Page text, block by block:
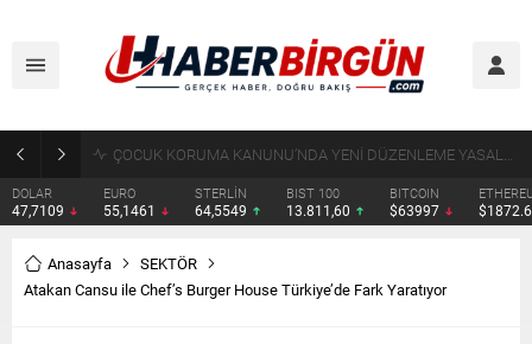
ÇOCUK KORUMA KANUNU’NDA YENİ DÜZENLEME YASALAŞTI
DOLAR
47,7109
EURO
55,1461
STERLİN
64,5549
BIST 100
13.811,60
BITCOIN
$63997
Anasayfa
SEKTÖR
Atakan Cansu ile Chef’s Burger House Türkiye’de Fark Yaratıyor